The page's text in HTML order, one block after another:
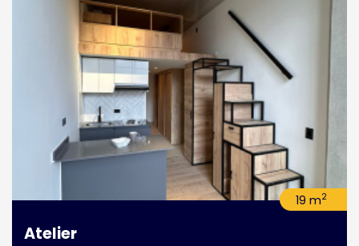
19 m2
Atelier